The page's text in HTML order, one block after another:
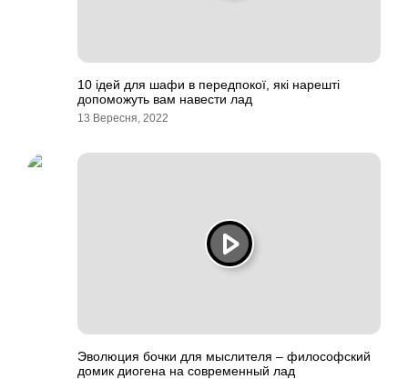
10 ідей для шафи в передпокої, які нарешті
допоможуть вам навести лад
13 Вересня, 2022
Эволюция бочки для мыслителя – философский
домик диогена на современный лад